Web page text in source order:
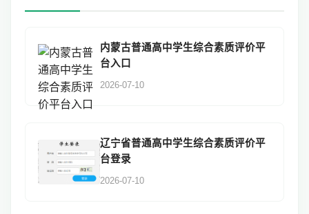
内蒙古普通高中学生综合素质评价平
台入口
2026-07-10
辽宁省普通高中学生综合素质评价平
台登录
2026-07-10